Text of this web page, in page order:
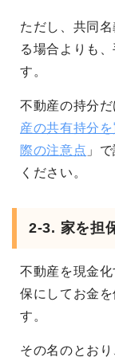
ただし、共同
る場合よりも
す。
不動産の持分
産の共有持分
際の注意点 」
ください。
2-3. 家を担
不動産を現金
保にしてお金
す。
その名のとお